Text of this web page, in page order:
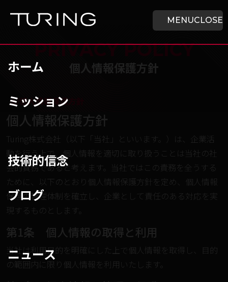
MENUCLOSE
ホーム
ミッション
技術的信念
ブログ
ニュース
チューリング株式会社
/ 個人情報保護方針
PRIVACY POLICY
個人情報保護方針
個人情報保護方針
Turing株式会社（以下「当社」といいます。）は、企業活
動を行う上で、個人情報を適切に取り扱うことは当社の社
会的責務であると考えます。当社ではこの責務を全うする
ために、以下のとおり個人情報保護方針を定め、個人情報
保護の管理体制を確立し、企業として責任のある対応を実
現するものとします。
第1条 個人情報の取得と利用
当社は利用目的を明確にした上で個人情報を取得し、目的
の範囲内に限り個人情報を利用いたします。